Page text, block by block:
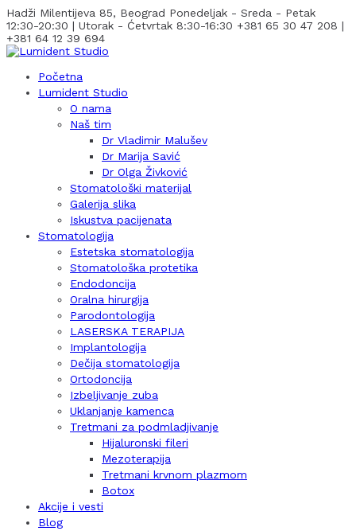
Hadži Milentijeva 85, Beograd Ponedeljak - Sreda - Petak
12:30-20:30 | Utorak - Ćetvrtak 8:30-16:30 +381 65 30 47 208 |
+381 64 12 39 694
Početna
Lumident Studio
O nama
Naš tim
Dr Vladimir Malušev
Dr Marija Savić
Dr Olga Živković
Stomatološki materijal
Galerija slika
Iskustva pacijenata
Stomatologija
Estetska stomatologija
Stomatološka protetika
Endodoncija
Oralna hirurgija
Parodontologija
LASERSKA TERAPIJA
Implantologija
Dečija stomatologija
Ortodoncija
Izbeljivanje zuba
Uklanjanje kamenca
Tretmani za podmladjivanje
Hijaluronski fileri
Mezoterapija
Tretmani krvnom plazmom
Botox
Akcije i vesti
Blog